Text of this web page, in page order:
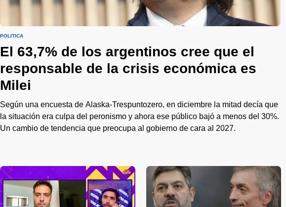
POLÍTICA
El 63,7% de los argentinos cree que el
responsable de la crisis económica es
Milei
Según una encuesta de Alaska-Trespuntozero, en diciembre la mitad decía que
la situación era culpa del peronismo y ahora ese público bajó a menos del 30%.
Un cambio de tendencia que preocupa al gobierno de cara al 2027.